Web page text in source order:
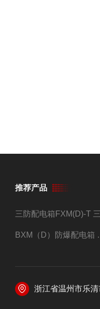
推荐产品
BXM（D
浙江省温州市乐